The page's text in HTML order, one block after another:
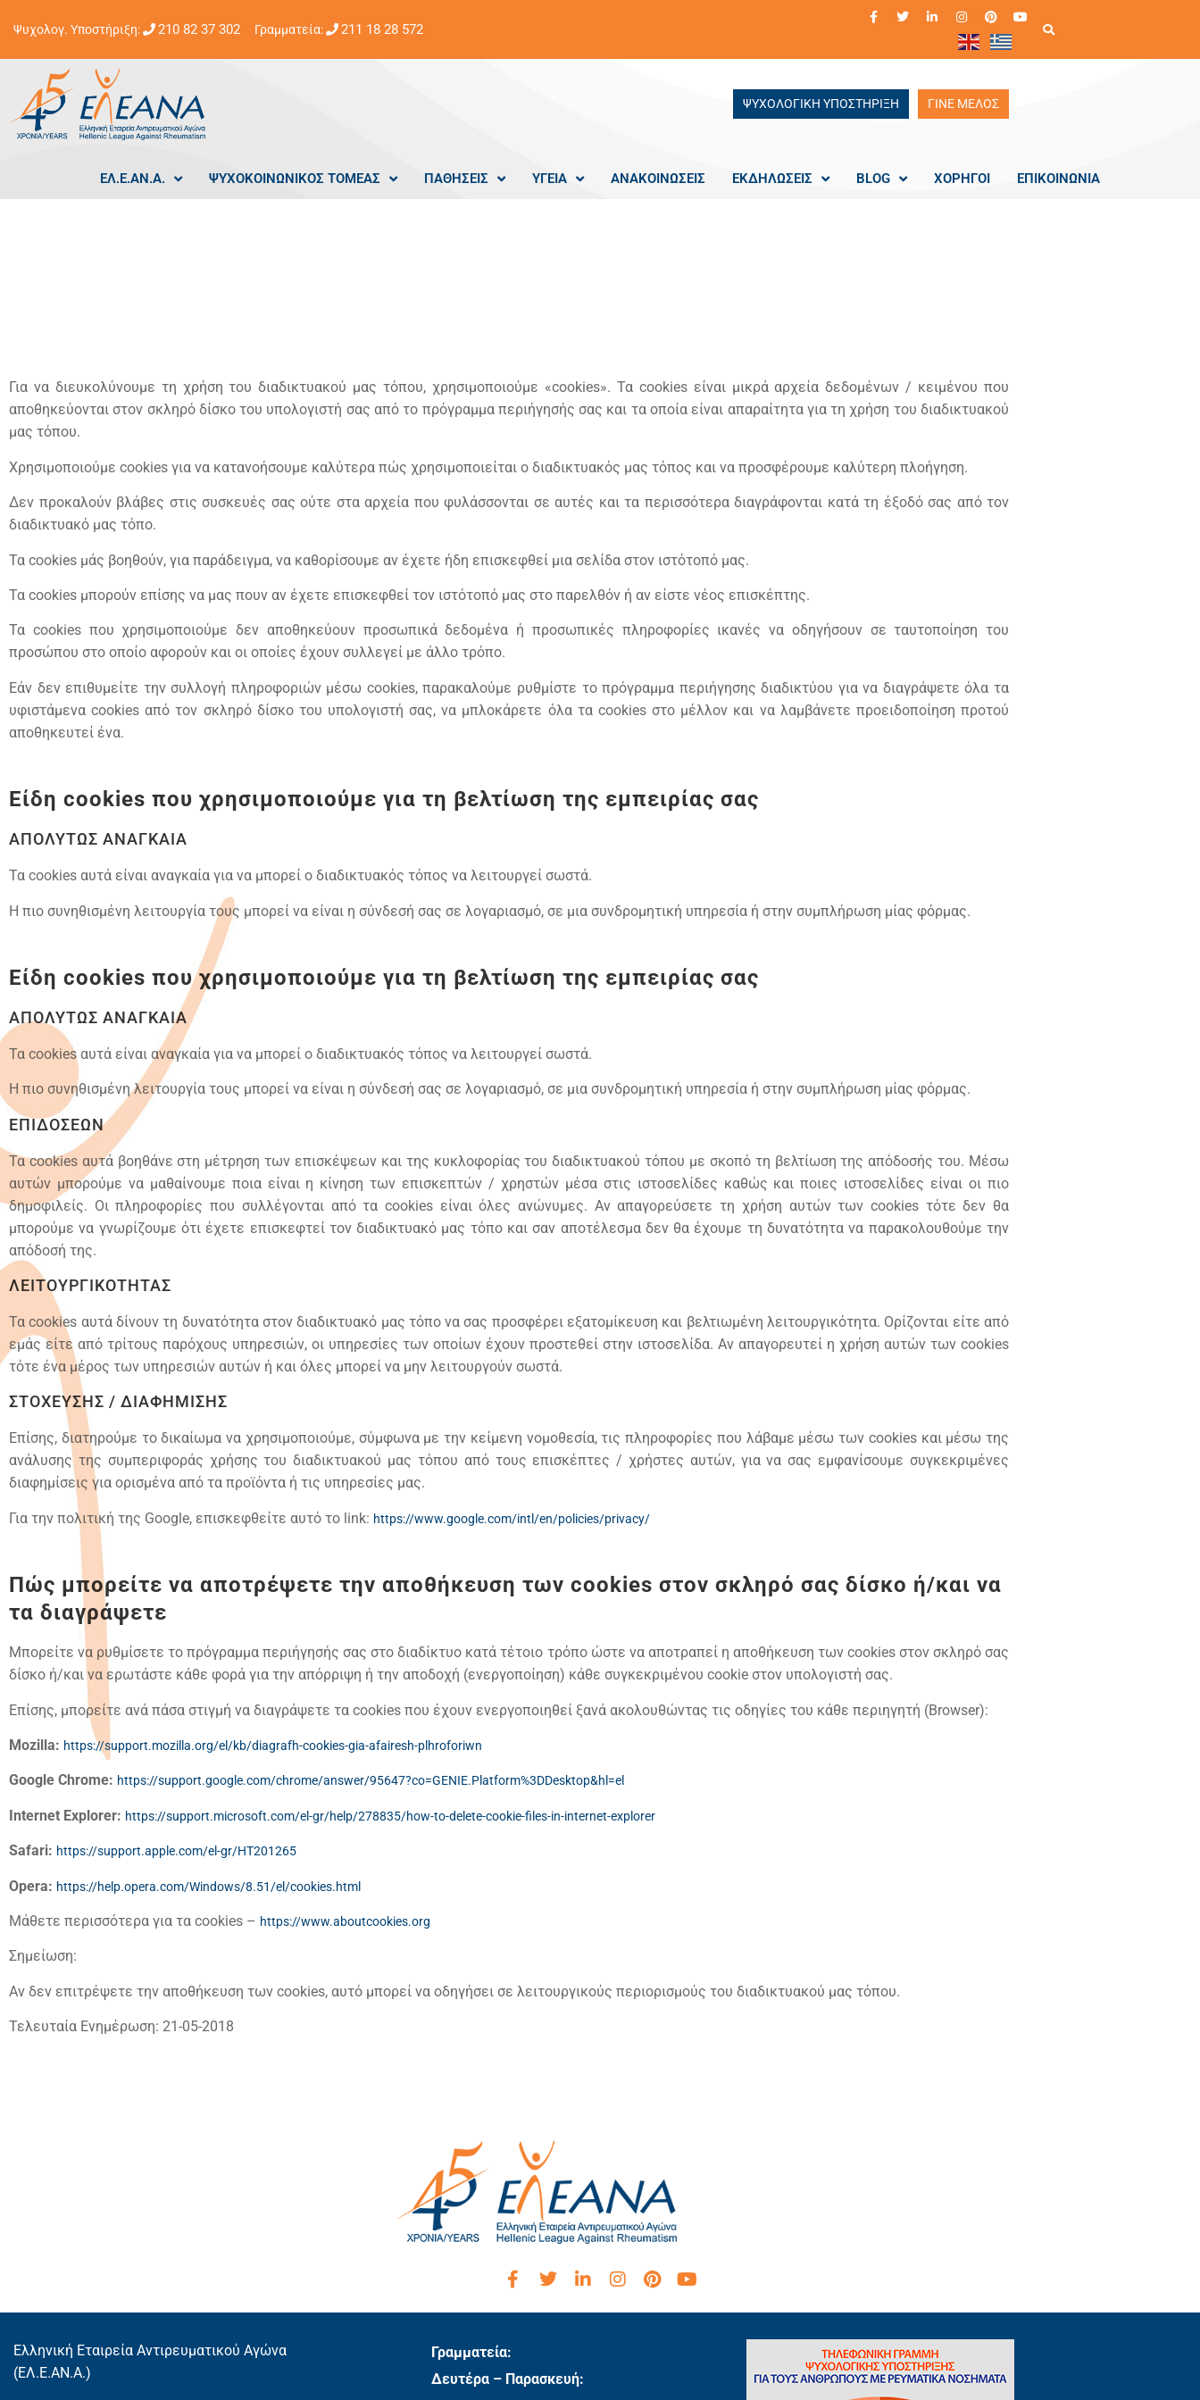
Ψυχολογ. Υποστήριξη: 210 82 37 302 Γραμματεία: 211 18 28 572
ΨΥΧΟΛΟΓΙΚΗ ΥΠΟΣΤΗΡΙΞΗ ΓΙΝΕ ΜΕΛΟΣ
ΕΛ.Ε.ΑΝ.Α. ΨΥΧΟΚΟΙΝΩΝΙΚΟΣ ΤΟΜΕΑΣ ΠΑΘΗΣΕΙΣ ΥΓΕΙΑ ΑΝΑΚΟΙΝΩΣΕΙΣ ΕΚΔΗΛΩΣΕΙΣ BLOG ΧΟΡΗΓΟΙ ΕΠΙΚΟΙΝΩΝΙΑ
Για να διευκολύνουμε τη χρήση του διαδικτυακού μας τόπου, χρησιμοποιούμε «cookies». Τα cookies είναι μικρά αρχεία δεδομένων / κειμένου που
αποθηκεύονται στον σκληρό δίσκο του υπολογιστή σας από το πρόγραμμα περιήγησής σας και τα οποία είναι απαραίτητα για τη χρήση του διαδικτυακού
μας τόπου.
Χρησιμοποιούμε cookies για να κατανοήσουμε καλύτερα πώς χρησιμοποιείται ο διαδικτυακός μας τόπος και να προσφέρουμε καλύτερη πλοήγηση.
Δεν προκαλούν βλάβες στις συσκευές σας ούτε στα αρχεία που φυλάσσονται σε αυτές και τα περισσότερα διαγράφονται κατά τη έξοδό σας από τον
διαδικτυακό μας τόπο.
Τα cookies μάς βοηθούν, για παράδειγμα, να καθορίσουμε αν έχετε ήδη επισκεφθεί μια σελίδα στον ιστότοπό μας.
Τα cookies μπορούν επίσης να μας πουν αν έχετε επισκεφθεί τον ιστότοπό μας στο παρελθόν ή αν είστε νέος επισκέπτης.
Τα cookies που χρησιμοποιούμε δεν αποθηκεύουν προσωπικά δεδομένα ή προσωπικές πληροφορίες ικανές να οδηγήσουν σε ταυτοποίηση του
προσώπου στο οποίο αφορούν και οι οποίες έχουν συλλεγεί με άλλο τρόπο.
Εάν δεν επιθυμείτε την συλλογή πληροφοριών μέσω cookies, παρακαλούμε ρυθμίστε το πρόγραμμα περιήγησης διαδικτύου για να διαγράψετε όλα τα
υφιστάμενα cookies από τον σκληρό δίσκο του υπολογιστή σας, να μπλοκάρετε όλα τα cookies στο μέλλον και να λαμβάνετε προειδοποίηση προτού
αποθηκευτεί ένα.
Είδη cookies που χρησιμοποιούμε για τη βελτίωση της εμπειρίας σας
ΑΠΟΛΥΤΩΣ ΑΝΑΓΚΑΙΑ
Τα cookies αυτά είναι αναγκαία για να μπορεί ο διαδικτυακός τόπος να λειτουργεί σωστά.
Η πιο συνηθισμένη λειτουργία τους μπορεί να είναι η σύνδεσή σας σε λογαριασμό, σε μια συνδρομητική υπηρεσία ή στην συμπλήρωση μίας φόρμας.
Είδη cookies που χρησιμοποιούμε για τη βελτίωση της εμπειρίας σας
ΑΠΟΛΥΤΩΣ ΑΝΑΓΚΑΙΑ
Τα cookies αυτά είναι αναγκαία για να μπορεί ο διαδικτυακός τόπος να λειτουργεί σωστά.
Η πιο συνηθισμένη λειτουργία τους μπορεί να είναι η σύνδεσή σας σε λογαριασμό, σε μια συνδρομητική υπηρεσία ή στην συμπλήρωση μίας φόρμας.
ΕΠΙΔΟΣΕΩΝ
Τα cookies αυτά βοηθάνε στη μέτρηση των επισκέψεων και της κυκλοφορίας του διαδικτυακού τόπου με σκοπό τη βελτίωση της απόδοσής του. Μέσω
αυτών μπορούμε να μαθαίνουμε ποια είναι η κίνηση των επισκεπτών / χρηστών μέσα στις ιστοσελίδες καθώς και ποιες ιστοσελίδες είναι οι πιο
δημοφιλείς. Οι πληροφορίες που συλλέγονται από τα cookies είναι όλες ανώνυμες. Αν απαγορεύσετε τη χρήση αυτών των cookies τότε δεν θα
μπορούμε να γνωρίζουμε ότι έχετε επισκεφτεί τον διαδικτυακό μας τόπο και σαν αποτέλεσμα δεν θα έχουμε τη δυνατότητα να παρακολουθούμε την
απόδοσή της.
ΛΕΙΤΟΥΡΓΙΚΟΤΗΤΑΣ
Τα cookies αυτά δίνουν τη δυνατότητα στον διαδικτυακό μας τόπο να σας προσφέρει εξατομίκευση και βελτιωμένη λειτουργικότητα. Ορίζονται είτε από
εμάς είτε από τρίτους παρόχους υπηρεσιών, οι υπηρεσίες των οποίων έχουν προστεθεί στην ιστοσελίδα. Αν απαγορευτεί η χρήση αυτών των cookies
τότε ένα μέρος των υπηρεσιών αυτών ή και όλες μπορεί να μην λειτουργούν σωστά.
ΣΤΟΧΕΥΣΗΣ / ΔΙΑΦΗΜΙΣΗΣ
Επίσης, διατηρούμε το δικαίωμα να χρησιμοποιούμε, σύμφωνα με την κείμενη νομοθεσία, τις πληροφορίες που λάβαμε μέσω των cookies και μέσω της
ανάλυσης της συμπεριφοράς χρήσης του διαδικτυακού μας τόπου από τους επισκέπτες / χρήστες αυτών, για να σας εμφανίσουμε συγκεκριμένες
διαφημίσεις για ορισμένα από τα προϊόντα ή τις υπηρεσίες μας.
Για την πολιτική της Google, επισκεφθείτε αυτό το link: https://www.google.com/intl/en/policies/privacy/
Πώς μπορείτε να αποτρέψετε την αποθήκευση των cookies στον σκληρό σας δίσκο ή/και να
τα διαγράψετε
Μπορείτε να ρυθμίσετε το πρόγραμμα περιήγησής σας στο διαδίκτυο κατά τέτοιο τρόπο ώστε να αποτραπεί η αποθήκευση των cookies στον σκληρό σας
δίσκο ή/και να ερωτάστε κάθε φορά για την απόρριψη ή την αποδοχή (ενεργοποίηση) κάθε συγκεκριμένου cookie στον υπολογιστή σας.
Επίσης, μπορείτε ανά πάσα στιγμή να διαγράψετε τα cookies που έχουν ενεργοποιηθεί ξανά ακολουθώντας τις οδηγίες του κάθε περιηγητή (Browser):
Mozilla: https://support.mozilla.org/el/kb/diagrafh-cookies-gia-afairesh-plhroforiwn
Google Chrome: https://support.google.com/chrome/answer/95647?co=GENIE.Platform%3DDesktop&hl=el
Internet Explorer: https://support.microsoft.com/el-gr/help/278835/how-to-delete-cookie-files-in-internet-explorer
Safari: https://support.apple.com/el-gr/HT201265
Opera: https://help.opera.com/Windows/8.51/el/cookies.html
Μάθετε περισσότερα για τα cookies – https://www.aboutcookies.org
Σημείωση:
Αν δεν επιτρέψετε την αποθήκευση των cookies, αυτό μπορεί να οδηγήσει σε λειτουργικούς περιορισμούς του διαδικτυακού μας τόπου.
Τελευταία Ενημέρωση: 21-05-2018
Ελληνική Εταιρεία Αντιρευματικού Αγώνα
(EΛ.Ε.ΑΝ.Α.)
Γραμματεία:
Δευτέρα – Παρασκευή: